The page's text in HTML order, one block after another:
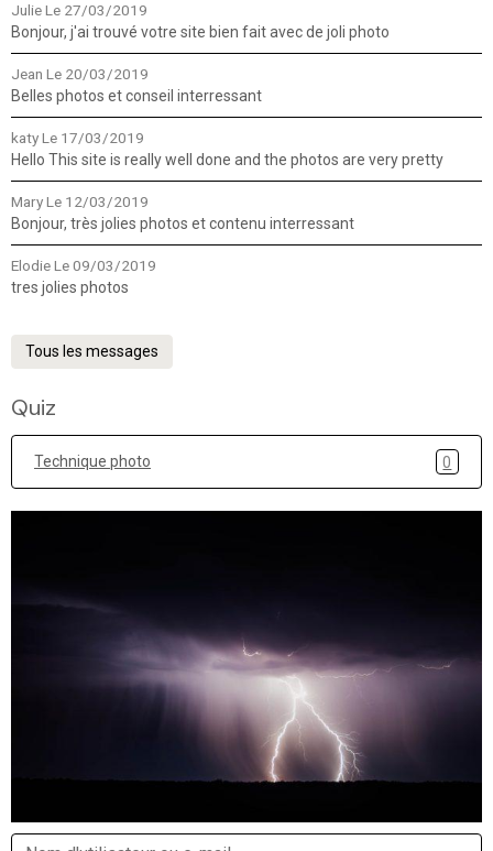
JulieLe 27/03/2019
Bonjour, j'ai trouvé votre site bien fait avec de joli photo
Jean Le 20/03/2019
Belles photos et conseil interressant
katyLe 17/03/2019
Hello This site is really well done and the photos are very pretty
MaryLe 12/03/2019
Bonjour, très jolies photos et contenu interressant
ElodieLe 09/03/2019
tres jolies photos
Tous les messages
Quiz
Technique photo 0